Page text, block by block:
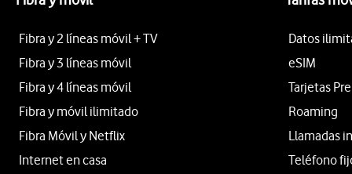
Fibra y 2 líneas móvil + TV
Fibra y 3 líneas móvil
Fibra y 4 líneas móvil
Fibra y móvil ilimitado
Fibra Móvil y Netflix
Internet en casa
Datos
eSIM
Tarjetas
Roaming
Llamadas
Teléfono